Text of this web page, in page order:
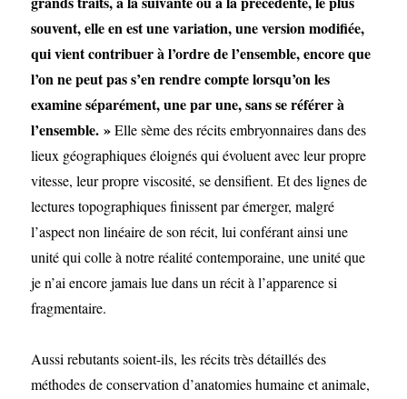
souvent, elle en est une variation, une version modifiée,
qui vient contribuer à l’ordre de l’ensemble, encore que
l’on ne peut pas s’en rendre compte lorsqu’on les
examine séparément, une par une, sans se référer à
l’ensemble. »Elle sème des récits embryonnaires dans des
lieux géographiques éloignés qui évoluent avec leur propre
vitesse, leur propre viscosité, se densifient. Et des lignes de
lectures topographiques finissent par émerger, malgré
l’aspect non linéaire de son récit, lui conférant ainsi une
unité qui colle à notre réalité contemporaine, une unité que
je n’ai encore jamais lue dans un récit à l’apparence si
fragmentaire.
Aussi rebutants soient-ils, les récits très détaillés des
méthodes de conservation d’anatomies humaine et animale,